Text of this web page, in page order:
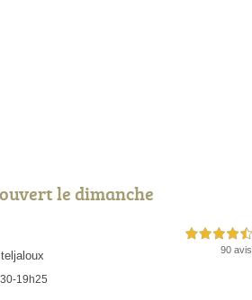
le dimanche
19h25
4,5 étoiles sur 5
90 avis